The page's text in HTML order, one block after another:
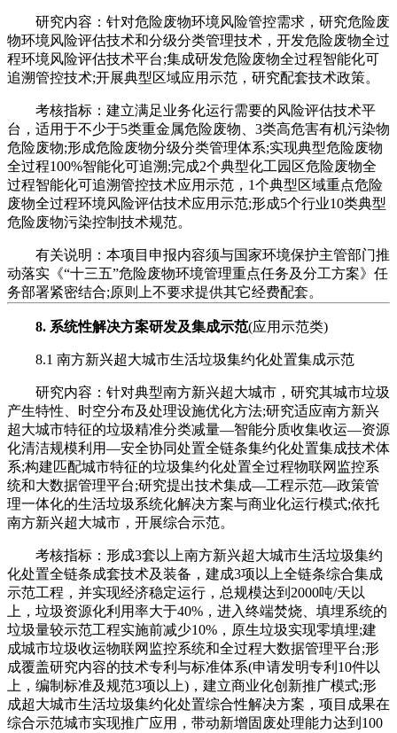
研究内容：针对危险废物环境风险管控需求，研究危险废
物环境风险评估技术和分级分类管理技术，开发危险废物全过
程环境风险评估技术平台;集成研发危险废物全过程智能化可
追溯管控技术;开展典型区域应用示范，研究配套技术政策。
考核指标：建立满足业务化运行需要的风险评估技术平
台，适用于不少于5类重金属危险废物、3类高危害有机污染物
危险废物;形成危险废物分级分类管理体系;实现典型危险废物
全过程100%智能化可追溯;完成2个典型化工园区危险废物全
过程智能化可追溯管控技术应用示范，1个典型区域重点危险
废物全过程环境风险评估技术应用示范;形成5个行业10类典型
危险废物污染控制技术规范。
有关说明：本项目申报内容须与国家环境保护主管部门推
动落实《“十三五”危险废物环境管理重点任务及分工方案》任
务部署紧密结合;原则上不要求提供其它经费配套。
8. 系统性解决方案研发及集成示范(应用示范类)
8.1 南方新兴超大城市生活垃圾集约化处置集成示范
研究内容：针对典型南方新兴超大城市，研究其城市垃圾
产生特性、时空分布及处理设施优化方法;研究适应南方新兴
超大城市特征的垃圾精准分类减量—智能分质收集收运—资源
化清洁规模利用—安全协同处置全链条集约化处置集成技术体
系;构建匹配城市特征的垃圾集约化处置全过程物联网监控系
统和大数据管理平台;研究提出技术集成—工程示范—政策管
理一体化的生活垃圾系统化解决方案与商业化运行模式;依托
南方新兴超大城市，开展综合示范。
考核指标：形成3套以上南方新兴超大城市生活垃圾集约
化处置全链条成套技术及装备，建成3项以上全链条综合集成
示范工程，并实现经济稳定运行，总规模达到2000吨/天以
上，垃圾资源化利用率大于40%，进入终端焚烧、填埋系统的
垃圾量较示范工程实施前减少10%，原生垃圾实现零填埋;建
成城市垃圾收运物联网监控系统和全过程大数据管理平台;形
成覆盖研究内容的技术专利与标准体系(申请发明专利10件以
上，编制标准及规范3项以上)，建立商业化创新推广模式;形
成超大城市生活垃圾集约化处置综合性解决方案，项目成果在
综合示范城市实现推广应用，带动新增固废处理能力达到100